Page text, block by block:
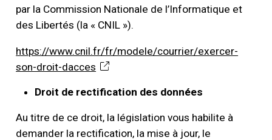
par la Commission Nationale de l’Informatique et
des Libertés (la « CNIL »).
https://www.cnil.fr/fr/modele/courrier/exercer-
son-droit-dacces
Droit de rectification des données
Au titre de ce droit, la législation vous habilite à
demander la rectification, la mise à jour, le